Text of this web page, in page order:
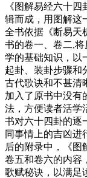
《图解易经六十
辑而成，用图解这
全书依据《断易天
书的卷一、卷二,
学的基础知识，以
起卦、装卦步骤和
古代歌诀和不甚清
加入了原书中没有
法，方便读者活学
书对六十四卦的逐
同事情上的吉凶进
后的附录中，《图
卷五和卷六的内容
歌赋秘诀，以满足